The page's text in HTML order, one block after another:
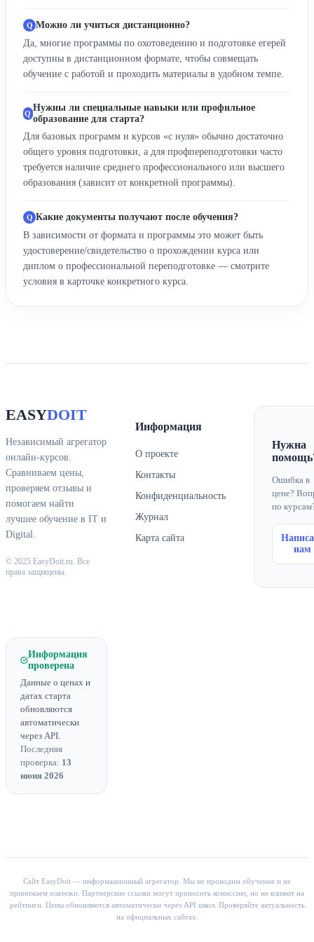
Можно ли учиться дистанционно?
Да, многие программы по охотоведению и подготовке егерей
доступны в дистанционном формате, чтобы совмещать
обучение с работой и проходить материалы в удобном темпе.
Нужны ли специальные навыки или профильное
образование для старта?
Для базовых программ и курсов «с нуля» обычно достаточно
общего уровня подготовки, а для профпереподготовки часто
требуется наличие среднего профессионального или высшего
образования (зависит от конкретной программы).
Какие документы получают после обучения?
В зависимости от формата и программы это может быть
удостоверение/свидетельство о прохождении курса или
диплом о профессиональной переподготовке — смотрите
условия в карточке конкретного курса.
EASYDOIT
Независимый агрегатор
онлайн-курсов.
Сравниваем цены,
проверяем отзывы и
помогаем найти
лучшее обучение в IT и
Digital.
© 2025 EasyDoit.ru. Все
права защищены.
Информация
О проекте
Контакты
Конфиденциальность
Журнал
Карта сайта
Нужна
Ошибка в
цене?
по
нам
Информация
проверена
Данные о ценах и
датах старта
обновляются
автоматически
через API.
Последняя
проверка: 13
июня 2026
Сайт EasyDoit — информационный агрегатор. Мы не проводим обучение и не
принимаем платежи. Партнерские ссылки могут приносить комиссию, но не влияют на
рейтинги. Цены обновляются автоматически через API школ. Проверяйте актуальность
на официальных сайтах.